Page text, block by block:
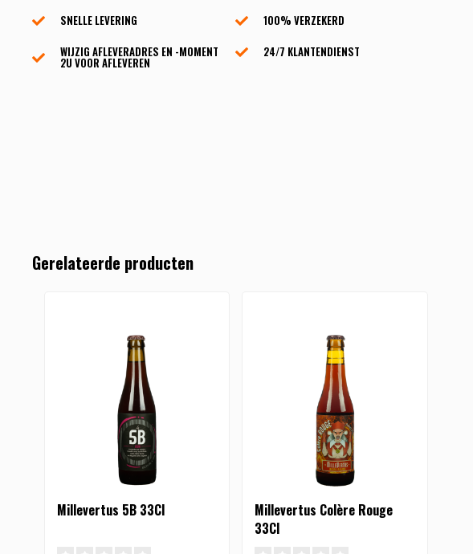
SNELLE LEVERING
100% VERZEKERD
WIJZIG AFLEVERADRES EN -MOMENT
2U VOOR AFLEVEREN
24/7 KLANTENDIENST
Gerelateerde producten
Millevertus 5B 33Cl
Millevertus Colère Rouge
33Cl